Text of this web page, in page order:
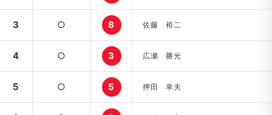
3 ○ 8 佐藤 裕二
4 ○ 3 広瀬 勝光
5 ○ 5 押田 幸夫